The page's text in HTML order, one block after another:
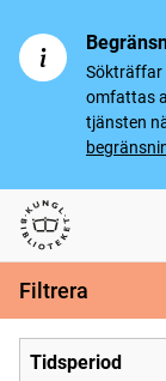
Sökträffar
omfattas
tjänsten
Svenska tidningar
Filtrera
Tidsperiod